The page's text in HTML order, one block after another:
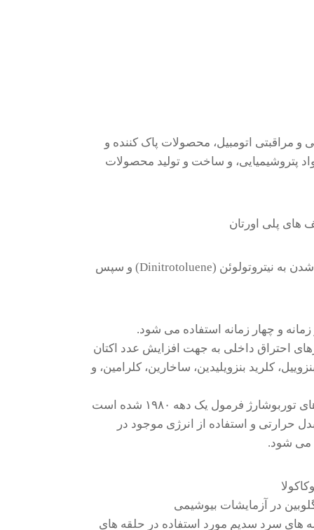
اتومبیل، محصولات پاک کننده و
پتروشیمیایی، و ساخت و تولید محصولات
های پلی اورتان
سنتز انفجاری تری نیتروتولوئن (Trinitrotoluene) با دو دفعه نیترات شدن به نیتروتولوئن (Dinitrotoluene) و سپس
احتراق داخلی به جهت افزایش عدد اکتان
کلرید بنزویلیدین، ساخارین، کلرامین،‌ و
تولوئن با مقدار ۸۶ درصد حجم، سبب تولید تمام موتورهای توربوشارژ فرمول یک دهه ۱۹۸۰ شده است
حرارتی و استفاده از انرژی موجود در
می شود.
در آزمایشات بیوشیمی
های سرد سدیم مورد استفاده در حلقه های